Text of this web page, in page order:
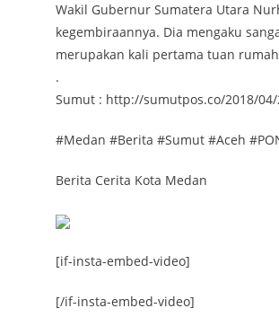
Wakil Gubernur Sumatera Utara
kegembiraannya. Dia mengaku
merupakan kali pertama tuan
.
Sumut : http://sumutpos.co/2018/
#Medan #Berita #Sumut #Aceh
Berita Cerita Kota Medan
[if-insta-embed-video]
[/if-insta-embed-video]